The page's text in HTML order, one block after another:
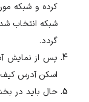
کرده و شبکه
شبکه انتخاب
گردد.
پس از نمایش
اسکن آدرس کیف